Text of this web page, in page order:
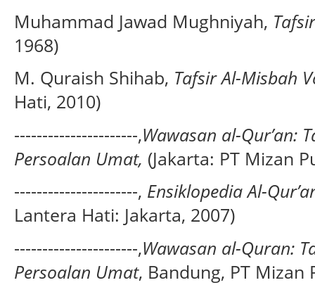
Muhammad Jawad Mughniyah,
1968)
M. Quraish Shihab, Tafsir Al-Misbah
Hati, 2010)
----------------------,Wawasan al-Qur’an:
Persoalan Umat, (Jakarta: PT Mizan
----------------------, Ensiklopedia Al-
Lantera Hati: Jakarta, 2007)
----------------------,Wawasan al-Quran:
Persoalan Umat, Bandung, PT Mizan